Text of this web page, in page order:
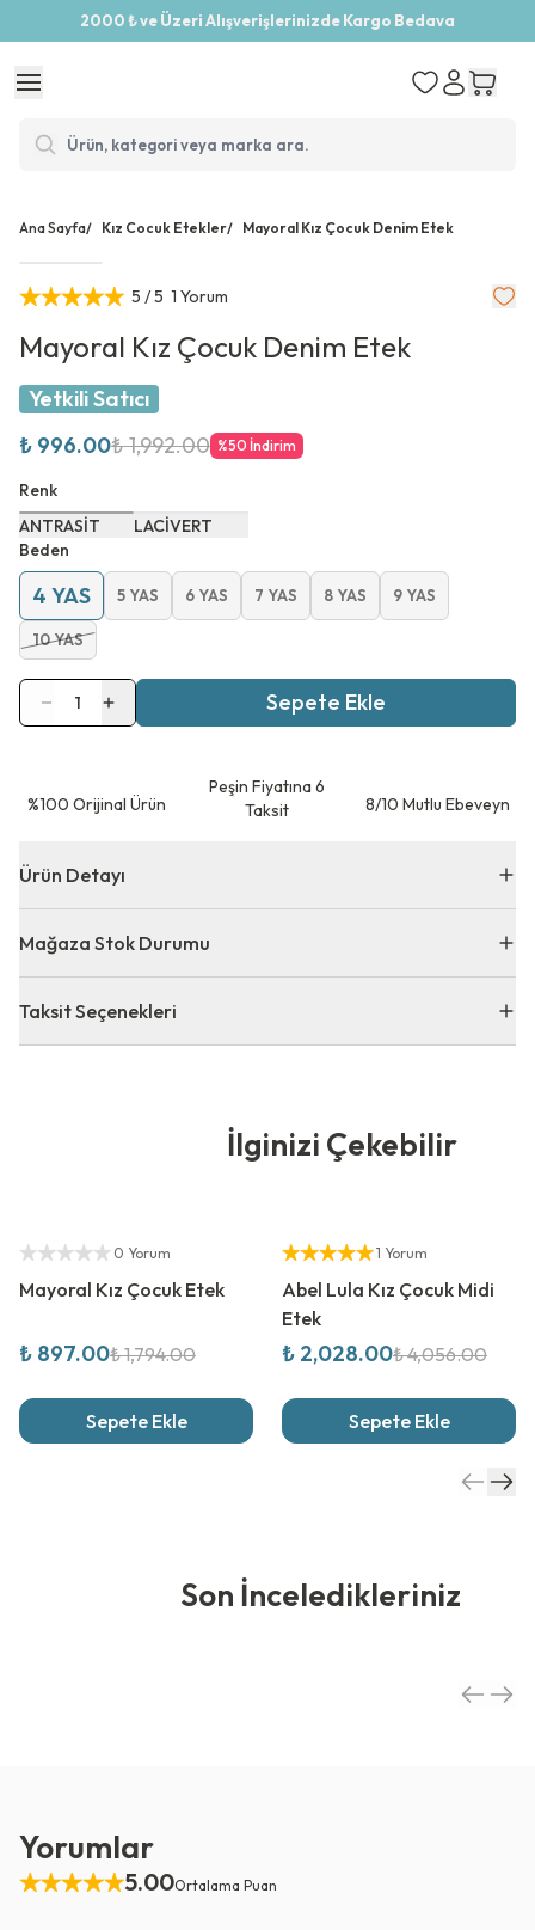
2000 ₺ ve Üzeri Alışverişlerinizde Kargo Bedava
Ana Sayfa/ Kız Cocuk Etekler/ Mayoral Kız Çocuk Denim Etek
5 / 5 1 Yorum
Mayoral Kız Çocuk Denim Etek
Yetkili Satıcı
₺ 996.00₺ 1,992.00 %50 İndirim
Renk
ANTRASİT
LACİVERT
Beden
4 YAS 5 YAS 6 YAS 7 YAS 8 YAS 9 YAS
10 YAS
1 Sepete Ekle
⁠%100 Orijinal Ürün
Peşin Fiyatına 6
Taksit
8/10 Mutlu Ebeveyn
Ürün Detayı
Mağaza Stok Durumu
Taksit Seçenekleri
İlginizi Çekebilir
Yetkili Satıcı
0 Yorum
Mayoral Kız Çocuk Etek
₺ 897.00₺ 1,794.00
Sepete Ekle
Yetkili Satıcı
1 Yorum
Abel Lula Kız Çocuk Midi
Etek
₺ 2,028.00₺ 4,056.00
Sepete Ekle
Son İnceledikleriniz
Yorumlar
5.00Ortalama Puan